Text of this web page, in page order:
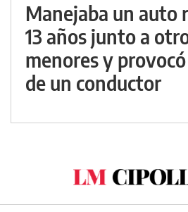
Manejaba un auto
13 años junto a
menores y
de un conductor